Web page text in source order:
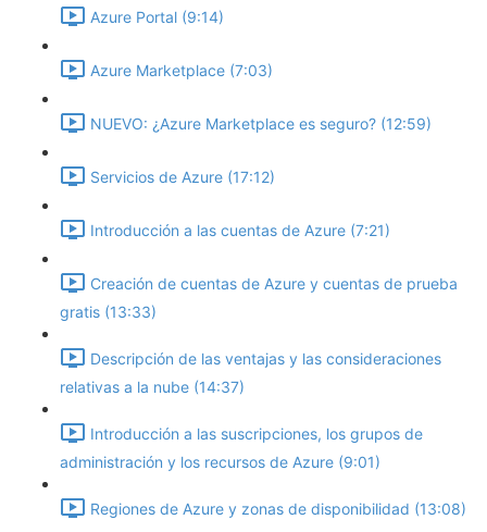
Azure Portal (9:14)
Azure Marketplace (7:03)
NUEVO: ¿Azure Marketplace es seguro? (12:59)
Servicios de Azure (17:12)
Introducción a las cuentas de Azure (7:21)
Creación de cuentas de Azure y cuentas de prueba
gratis (13:33)
Descripción de las ventajas y las consideraciones
relativas a la nube (14:37)
Introducción a las suscripciones, los grupos de
administración y los recursos de Azure (9:01)
Regiones de Azure y zonas de disponibilidad (13:08)